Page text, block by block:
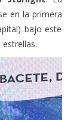
bajo este